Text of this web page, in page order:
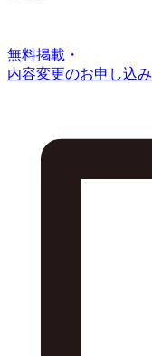
無料掲載・
内容変更のお申し込み